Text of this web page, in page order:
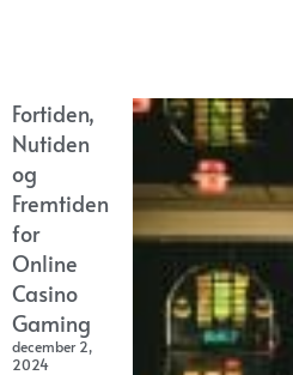
Fortiden,
Nutiden
og
Fremtiden
for
Online
Casino
Gaming
december 2,
2024